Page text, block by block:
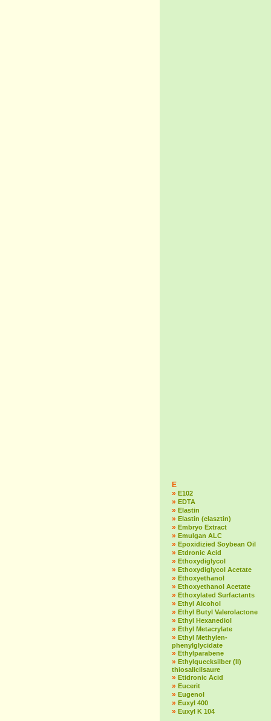
E
» E102
» EDTA
» Elastin
» Elastin (elasztin)
» Embryo Extract
» Emulgan ALC
» Epoxidizied Soybean Oil
» Etdronic Acid
» Ethoxydiglycol
» Ethoxydiglycol Acetate
» Ethoxyethanol
» Ethoxyethanol Acetate
» Ethoxylated Surfactants
» Ethyl Alcohol
» Ethyl Butyl Valerolactone
» Ethyl Hexanediol
» Ethyl Metacrylate
» Ethyl Methylen-
phenylglycidate
» Ethylparabene
» Ethylquecksilber (II)
thiosalicilsaure
» Etidronic Acid
» Eucerit
» Eugenol
» Euxyl 400
» Euxyl K 104